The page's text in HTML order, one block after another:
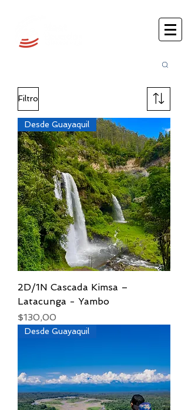
Filtro
Desde Guayaquil
2D/1N Cascada Kimsa –
Latacunga - Yambo
Precio
$130,00
Desde Guayaquil